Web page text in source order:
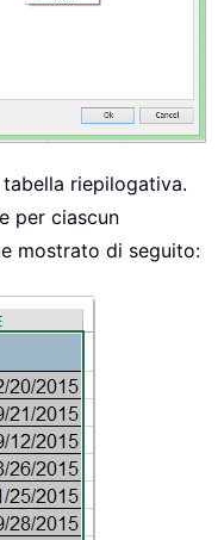
riepilogativa.
per ciascun
mostrato di seguito: